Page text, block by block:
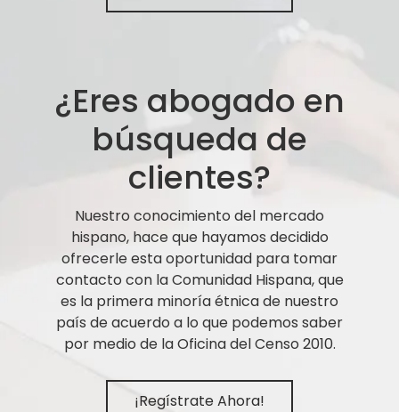
¿Eres abogado en
búsqueda de
clientes?
Nuestro conocimiento del mercado
hispano, hace que hayamos decidido
ofrecerle esta oportunidad para tomar
contacto con la Comunidad Hispana, que
es la primera minoría étnica de nuestro
país de acuerdo a lo que podemos saber
por medio de la Oficina del Censo 2010.
¡Regístrate Ahora!